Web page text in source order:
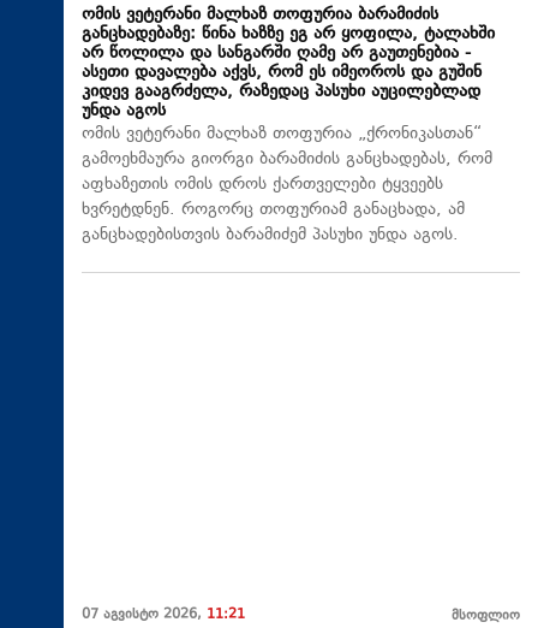
ომის ვეტერანი მალხაზ თოფურია ბარამიძის
განცხადებაზე: წინა ხაზზე ეგ არ ყოფილა, ტალახში
არ წოლილა და სანგარში ღამე არ გაუთენებია -
ასეთი დავალება აქვს, რომ ეს იმეოროს და გუშინ
კიდევ გააგრძელა, რაზედაც პასუხი აუცილებლად
უნდა აგოს
ომის ვეტერანი მალხაზ თოფურია „ქრონიკასთან“
გამოეხმაურა გიორგი ბარამიძის განცხადებას, რომ
აფხაზეთის ომის დროს ქართველები ტყვეებს
ხვრეტდნენ. როგორც თოფურიამ განაცხადა, ამ
განცხადებისთვის ბარამიძემ პასუხი უნდა აგოს.
07 აგვისტო 2026, 11:21 მსოფლიო